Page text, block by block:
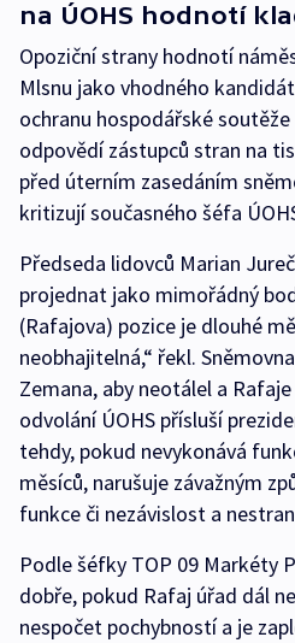
na ÚOHS hodnotí
Opoziční strany hodnotí
Mlsnu jako vhodného
ochranu hospodářské soutěže
odpovědí zástupců stran na
před úterním zasedáním
kritizují současného šéfa
Předseda lidovců Marian
projednat jako mimořádný
(Rafajova) pozice je dlouhé
neobhajitelná,“ řekl.
Zemana, aby neotálel a
odvolání ÚOHS přísluší
tehdy, pokud nevykonává
měsíců, narušuje závažným
funkce či nezávislost a
Podle šéfky TOP 09 Markéty
dobře, pokud Rafaj úřad dál
nespočet pochybností a je